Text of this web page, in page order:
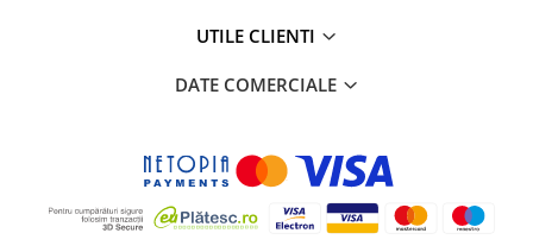
UTILE CLIENTI
DATE COMERCIALE